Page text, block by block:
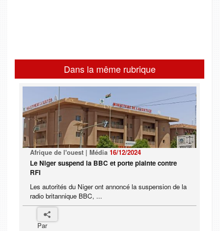
Dans la même rubrique
Afrique de l'ouest | Média 16/12/2024
Le Niger suspend la BBC et porte plainte contre
RFI
Les autorités du Niger ont annoncé la suspension de la
radio britannique BBC, ...
Par